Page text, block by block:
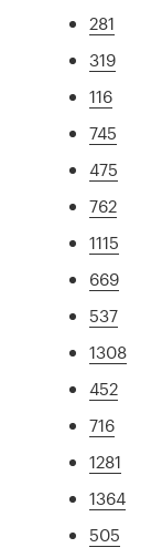
281
319
116
745
475
762
1115
669
537
1308
452
716
1281
1364
505